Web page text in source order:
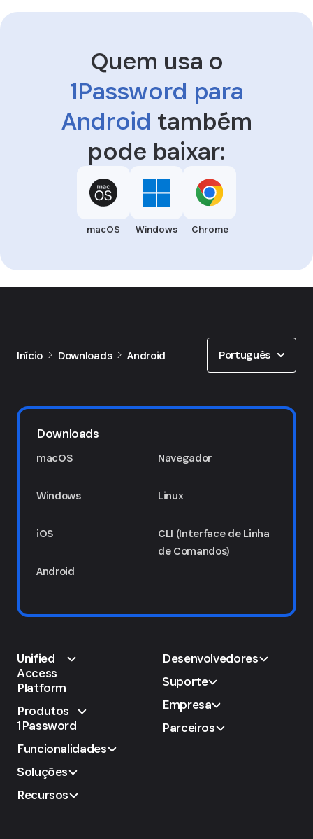
Quem usa o
1Password para
Android também
pode baixar:
macOS Windows Chrome
Início Downloads Android Português
Downloads
macOS
Windows
iOS
Android
Navegador
Linux
CLI (Interface de Linha
de Comandos)
Unified
Access
Platform
Produtos
1Password
Funcionalidades
Soluções
Recursos
Desenvolvedores
Suporte
Empresa
Parceiros